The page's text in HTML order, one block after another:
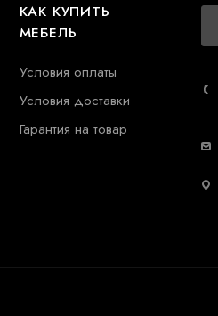
КАК КУПИТЬ
МЕБЕЛЬ
Условия оплаты
Условия доставки
Гарантия на товар